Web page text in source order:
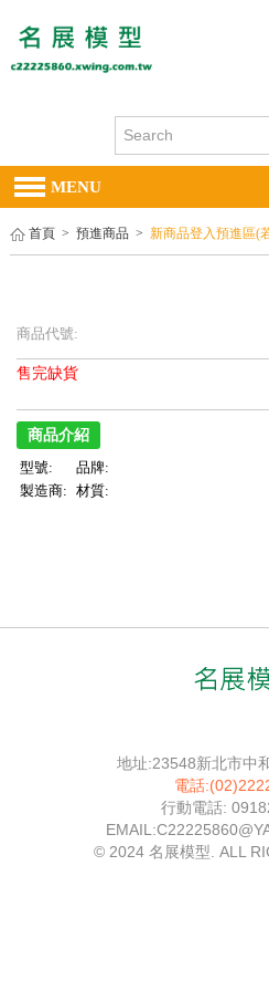
MENU
首頁 > 預進商品 > 新商品登入預進區(
商品代號:
售完缺貨
商品介紹
型號:
品牌:
製造商:
材質:
地址:23548新北市中
電話
行動電話:
© 2024 名展模型. ALL